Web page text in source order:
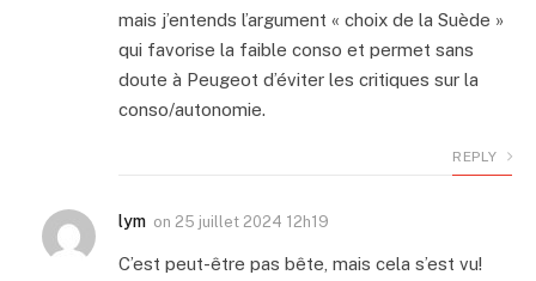
mais j’entends l’argument « choix de la Suède »
qui favorise la faible conso et permet sans
doute à Peugeot d’éviter les critiques sur la
conso/autonomie.
REPLY
lym on 25 juillet 2024 12h19
C’est peut-être pas bête, mais cela s’est vu!